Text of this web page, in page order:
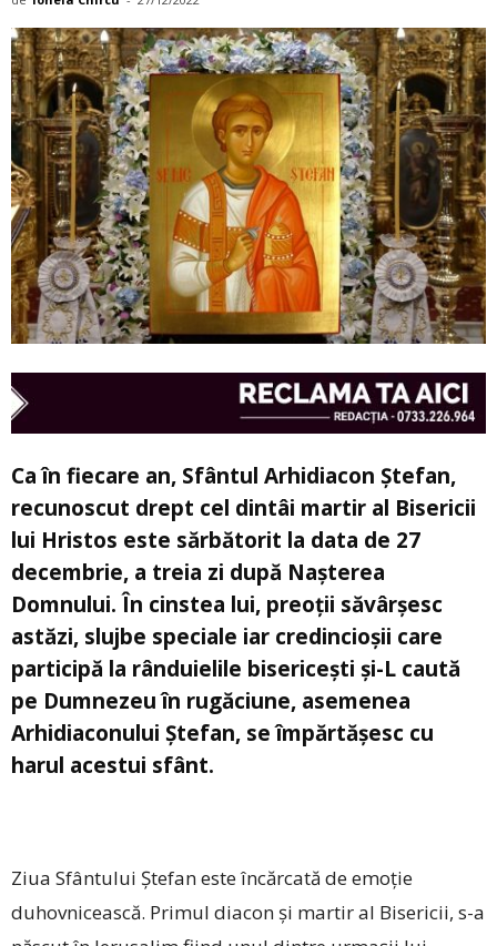
Ca în fiecare an, Sfântul Arhidiacon Ștefan,
recunoscut drept cel dintâi martir al Bisericii
lui Hristos este sărbătorit la data de 27
decembrie, a treia zi după Nașterea
Domnului. În cinstea lui, preoții săvârșesc
astăzi, slujbe speciale iar credincioșii care
participă la rânduielile bisericești și-L caută
pe Dumnezeu în rugăciune, asemenea
Arhidiaconului Ștefan, se împărtășesc cu
harul acestui sfânt.
Ziua Sfântului Ștefan este încărcată de emoție
duhovnicească. Primul diacon și martir al Bisericii, s-a